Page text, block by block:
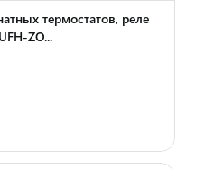
термостатов, реле
ZO...